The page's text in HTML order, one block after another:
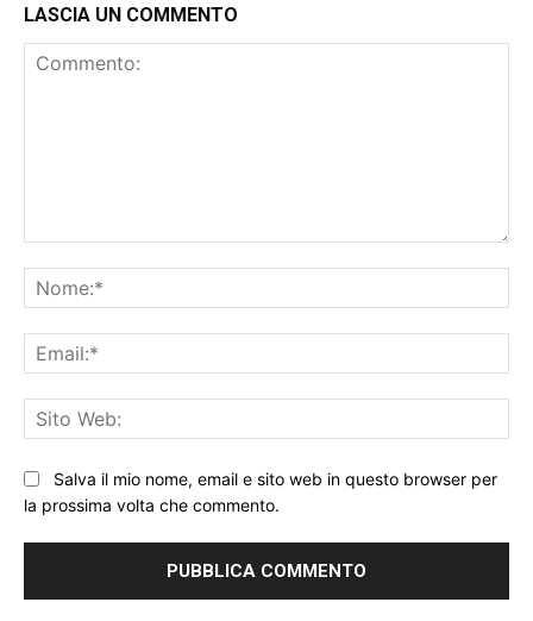
LASCIA UN COMMENTO
Salva il mio nome, email e sito web in questo browser per
la prossima volta che commento.